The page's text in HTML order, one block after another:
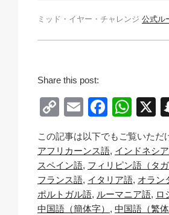
ミッド・イヤー・チャレンジ 公式ル
Share this post:
C
o
p
y
Li
n
E
m
ail
F
c
e
b
o
W
at
s
A
p
X
この記事は以下でもご覧いただ
アフリカーンス語 インドネシ
スペイン語 フィリピン語（タガ
フランス語 イタリア語 オラン
ポルトガル語 ルーマニア語 ロ
中国語（簡体字）
中国語（繁体